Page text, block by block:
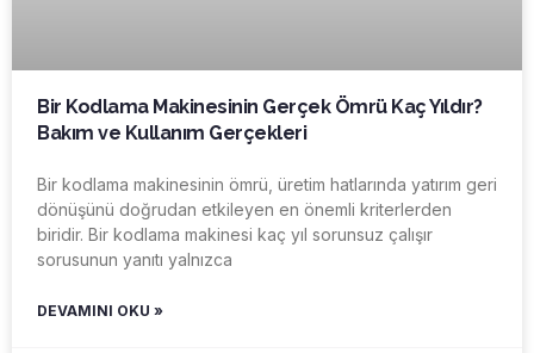
Bir Kodlama Makinesinin Gerçek Ömrü Kaç Yıldır?
Bakım ve Kullanım Gerçekleri
Bir kodlama makinesinin ömrü, üretim hatlarında yatırım geri
dönüşünü doğrudan etkileyen en önemli kriterlerden
biridir. Bir kodlama makinesi kaç yıl sorunsuz çalışır
sorusunun yanıtı yalnızca
DEVAMINI OKU »